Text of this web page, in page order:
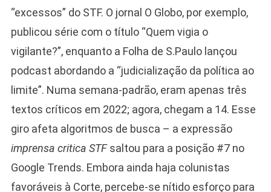
“excessos” do STF. O jornal O Globo, por exemplo,
publicou série com o título “Quem vigia o
vigilante?”, enquanto a Folha de S.Paulo lançou
podcast abordando a “judicialização da política ao
limite”. Numa semana-padrão, eram apenas três
textos críticos em 2022; agora, chegam a 14. Esse
giro afeta algoritmos de busca – a expressão
imprensa critica STFsaltou para a posição #7 no
Google Trends. Embora ainda haja colunistas
favoráveis à Corte, percebe-se nítido esforço para
Camiseta Camisa
Bolsonaro Presidente
10,00 S/JUROS
R$60,00R$99,00 -39%
Ver no MERCADO
LIVRE